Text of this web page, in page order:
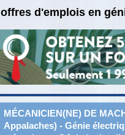
offres d'emplois en
MÉCANICIEN(NE) DE
Appalaches) - Génie